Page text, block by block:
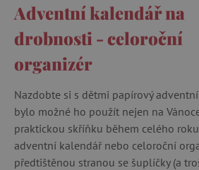
Adventní kalendář na
drobnosti - celoroční
organizér
Nazdobte si s dětmi papírový
bylo možné ho použít nejen na
praktickou skříňku během celého
adventní kalendář nebo celoroční
předtištěnou stranou se šuplíčky (a